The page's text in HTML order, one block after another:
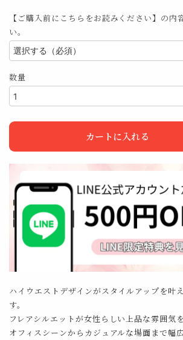
【ご購入前にこちらをお読みください】の内
い。
数量
カートに入れる
ハイウエストデザインがスタイルアップを叶
す。
フレアシルエットが女性らしい上品な雰囲気を
オフィスシーンからカジュアルな場面まで幅